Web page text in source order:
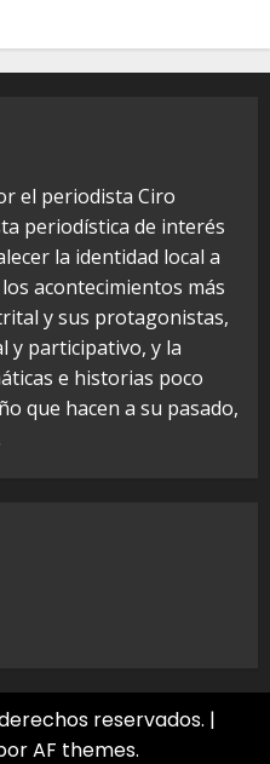
el periodista Ciro
periodística de interés
la identidad local a
acontecimientos más
y sus protagonistas,
y participativo, y la
e historias poco
que hacen a su pasado,
reservados. |
AF themes.